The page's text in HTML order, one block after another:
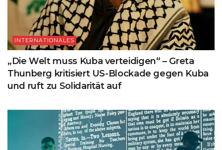
INTERNATIONALES
„Die Welt muss Kuba verteidigen“ – Greta
Thunberg kritisiert US-Blockade gegen Kuba
und ruft zu Solidarität auf